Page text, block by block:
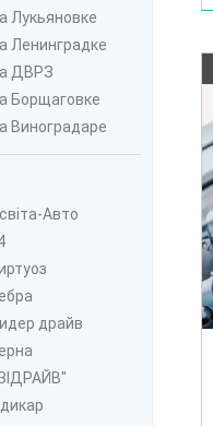
Лукьяновке
Ленинградке
ДВРЗ
Борщаговке
Виноградаре
Авто
драйв